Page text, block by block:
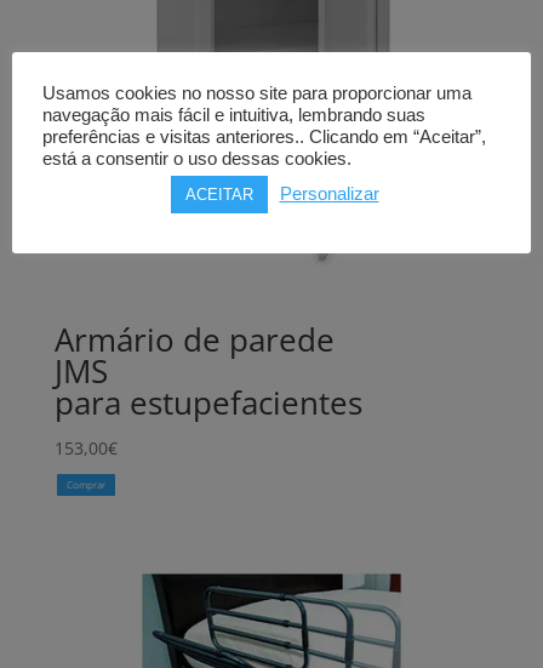
Armário de parede
JMS
para estupefacientes
153,00€
Comprar
Usamos cookies no nosso site para proporcionar uma
navegação mais fácil e intuitiva, lembrando suas
preferências e visitas anteriores.. Clicando em “Aceitar”,
está a consentir o uso dessas cookies.
ACEITAR Personalizar